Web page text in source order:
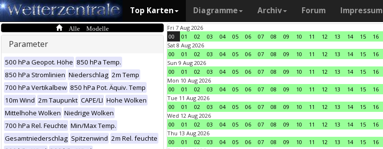
Top Karten Diagramme Archiv Forum Impressum
Alle Modelle
Parameter
500 hPa Geopot. Höhe 850 hPa Temp.
850 hPa Stromlinien Niederschlag 2m Temp
700 hPa Vertikalbew 850 hPa Pot. Äquiv. Temp
10m Wind 2m Taupunkt CAPE/LI Hohe Wolken
Mittelhohe Wolken Niedrige Wolken
700 hPa Rel. Feuchte Min/Max Temp.
Gesamtniederschlag Spitzenwind 2m Rel. feuchte
Fri 7 Aug 2026
00
01 02 03 04 05 06 07 08 09 10 11 12 13 14 15 16
Sat 8 Aug 2026
00
01 02 03 04 05 06 07 08 09 10 11 12 13 14 15 16
Sun 9 Aug 2026
00
01 02 03 04 05 06 07 08 09 10 11 12 13 14 15 16
Mon 10 Aug 2026
00
01 02 03 04 05 06 07 08 09 10 11 12 13 14 15 16
Tue 11 Aug 2026
00
01 02 03 04 05 06 07 08 09 10 11 12 13 14 15 16
Wed 12 Aug 2026
00
01 02 03 04 05 06 07 08 09 10 11 12 13 14 15 16
Thu 13 Aug 2026
00
01 02 03 04 05 06 07 08 09 10 11 12 13 14 15 16